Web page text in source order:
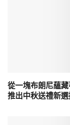
從一塊布朗尼蘊
推出中秋送禮新選